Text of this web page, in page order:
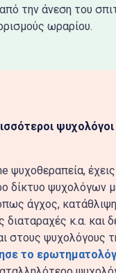
την άνεση του
ωραρίου.
ψυχολόγοι
ψυχοθεραπεία,
δίκτυο ψυχολόγων
άγχος,
διαταραχές κ.α. και
στους ψυχολόγους
το